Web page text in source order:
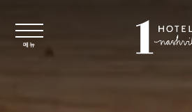
메뉴